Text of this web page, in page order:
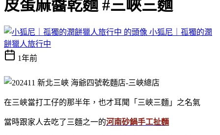
皮蛋麻醬乾麵 #三峽三麵
小狐尼｜孤獨的潤
餅獵人旅行中
1年前
在三峽當打工仔的那半年，也才耳聞「三峽三麵」之名氣
當時跟家人去吃了三麵之一的河南砂鍋手工扯麵